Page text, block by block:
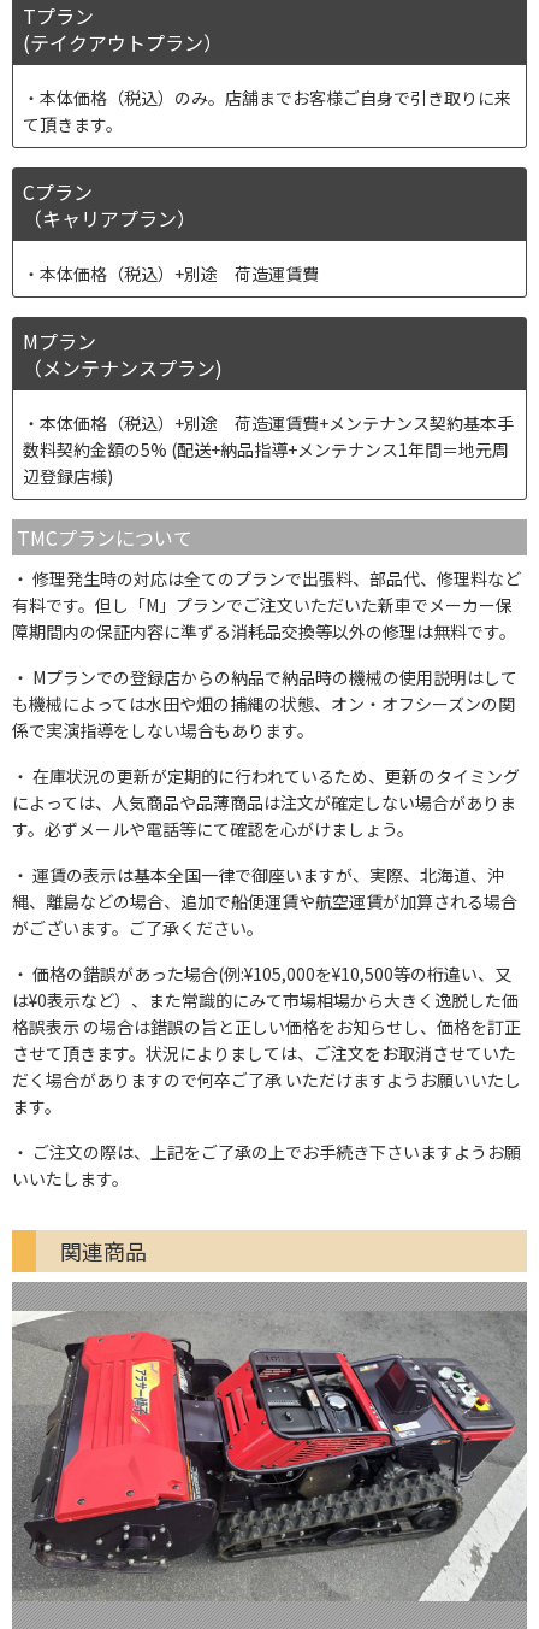
Tプラン
(テイクアウトプラン）
本体価格（税込）のみ。店舗までお客様ご自身で引き取りに来
て頂きます。
Cプラン
（キャリアプラン）
本体価格（税込）+別途 荷造運賃費
Mプラン
（メンテナンスプラン)
本体価格（税込）+別途 荷造運賃費+メンテナンス契約基本手
数料契約金額の5% (配送+納品指導+メンテナンス1年間＝地元周
辺登録店様)
TMCプランについて
修理発生時の対応は全てのプランで出張料、部品代、修理料など
有料です。但し「M」プランでご注文いただいた新車でメーカー保
障期間内の保証内容に準ずる消耗品交換等以外の修理は無料です。
Mプランでの登録店からの納品で納品時の機械の使用説明はして
も機械によっては水田や畑の捕縄の状態、オン・オフシーズンの関
係で実演指導をしない場合もあります。
在庫状況の更新が定期的に行われているため、更新のタイミング
によっては、人気商品や品薄商品は注文が確定しない場合がありま
す。必ずメールや電話等にて確認を心がけましょう。
運賃の表示は基本全国一律で御座いますが、実際、北海道、沖
縄、離島などの場合、追加で船便運賃や航空運賃が加算される場合
がございます。ご了承ください。
価格の錯誤があった場合(例:¥105,000を¥10,500等の桁違い、又
は¥0表示など）、また常識的にみて市場相場から大きく逸脱した価
格誤表示 の場合は錯誤の旨と正しい価格をお知らせし、価格を訂正
させて頂きます。状況によりましては、ご注文をお取消させていた
だく場合がありますので何卒ご了承 いただけますようお願いいたし
ます。
ご注文の際は、上記をご了承の上でお手続き下さいますようお願
いいたします。
関連商品